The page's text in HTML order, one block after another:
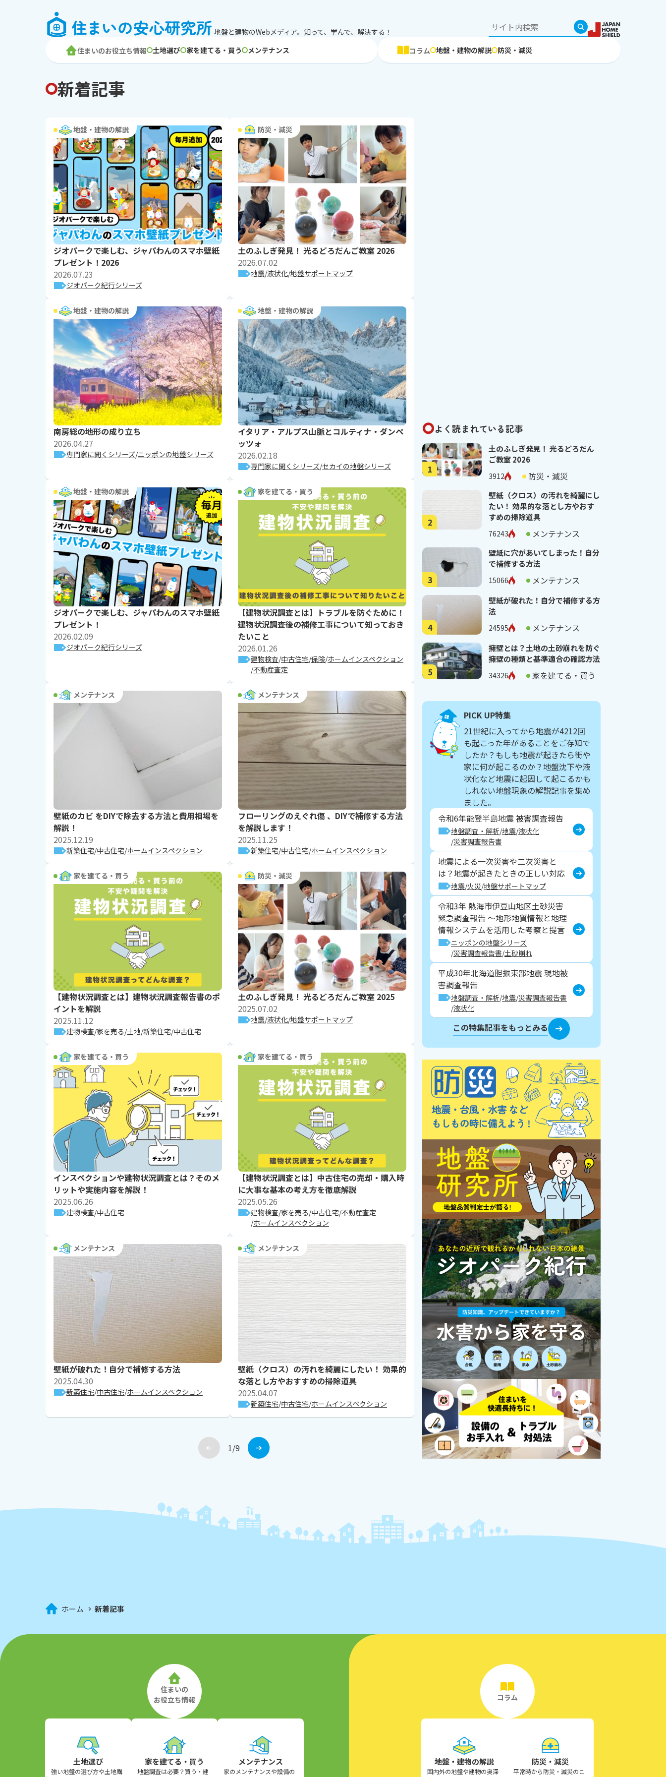
地盤と建物のWebメディア。知って、学んで、解決する！
住まいのお役立ち情報
土地選び 家を建てる・買う メンテナンス コラム 地盤・建物の解説 防災・減災
新着記事
地盤・建物の解説
ジオパークで楽しむ、ジャパわんのスマホ壁紙
プレゼント！2026
2026.07.23
ジオパーク紀行シリーズ
防災・減災
土のふしぎ発見！ 光るどろだんご教室 2026
2026.07.02
地震 液状化 地盤サポートマップ
地盤・建物の解説
南房総の地形の成り立ち
2026.04.27
専門家に聞くシリーズ ニッポンの地盤シリーズ
地盤・建物の解説
イタリア・アルプス山脈とコルティナ・ダンペ
ッツォ
2026.02.18
専門家に聞くシリーズ セカイの地盤シリーズ
地盤・建物の解説
ジオパークで楽しむ、ジャパわんのスマホ壁紙
プレゼント！
2026.02.09
ジオパーク紀行シリーズ
家を建てる・買う
【建物状況調査とは】トラブルを防ぐために！
建物状況調査後の補修工事について知っておき
たいこと
2026.01.26
建物検査 中古住宅 保険 ホームインスペクション
不動産査定
メンテナンス
壁紙のカビ をDIYで除去する方法と費用相場を
解説！
2025.12.19
新築住宅 中古住宅 ホームインスペクション
メンテナンス
フローリングのえぐれ傷 、DIYで補修する方法
を解説します！
2025.11.25
新築住宅 中古住宅 ホームインスペクション
家を建てる・買う
【建物状況調査とは】建物状況調査報告書のポ
イントを解説
2025.11.12
建物検査 家を売る 土地 新築住宅 中古住宅
防災・減災
土のふしぎ発見！ 光るどろだんご教室 2025
2025.07.02
地震 液状化 地盤サポートマップ
家を建てる・買う
インスペクションや建物状況調査とは？そのメ
リットや実施内容を解説！
2025.06.26
建物検査 中古住宅
家を建てる・買う
【建物状況調査とは】中古住宅の売却・購入時
に大事な基本の考え方を徹底解説
2025.05.26
建物検査 家を売る 中古住宅 不動産査定
ホームインスペクション
メンテナンス
壁紙が破れた！自分で補修する方法
2025.04.30
新築住宅 中古住宅 ホームインスペクション
メンテナンス
壁紙（クロス）の汚れを綺麗にしたい！ 効果的
な落とし方やおすすめの掃除道具
2025.04.07
新築住宅 中古住宅 ホームインスペクション
1/9
よく読まれている記事
1
土のふしぎ発見！ 光るどろだん
ご教室 2026
3912 防災・減災
2
壁紙（クロス）の汚れを綺麗にし
たい！ 効果的な落とし方やおす
すめの掃除道具
76243 メンテナンス
3
壁紙に穴があいてしまった！自分
で補修する方法
15066 メンテナンス
4
壁紙が破れた！自分で補修する方
法
24595 メンテナンス
5
擁壁とは？土地の土砂崩れを防ぐ
擁壁の種類と基準適合の確認方法
34326 家を建てる・買う
PICK UP特集
21世紀に入ってから地震が4212回
も起こった年があることをご存知で
したか？もしも地震が起きたら街や
家に何が起こるのか？地盤沈下や液
状化など地震に起因して起こるかも
しれない地盤現象の解説記事を集め
ました。
令和6年能登半島地震 被害調査報告
地盤調査・解析 地震 液状化
災害調査報告書
地震による一次災害や二次災害と
は？地震が起きたときの正しい対応
地震 火災 地盤サポートマップ
令和3年 熱海市伊豆山地区土砂災害
緊急調査報告 ～地形地質情報と地理
情報システムを活用した考察と提言
ニッポンの地盤シリーズ
災害調査報告書 土砂崩れ
平成30年北海道胆振東部地震 現地被
害調査報告
地盤調査・解析 地震 災害調査報告書
液状化
この特集記事をもっとみる
ホーム 新着記事
住まいの
お役立ち情報
土地選び
強い地盤の選び方や土地購
家を建てる・買う
地盤調査は必要？買う・建
メンテナンス
家のメンテナンスや設備の
コラム
地盤・建物の解説
国内外の地盤や建物の奥深
防災・減災
平常時から防災・減災のこ